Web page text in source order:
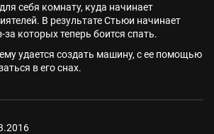
себя комнату, куда начинает
В результате Стьюи начинает
которых теперь боится спать.
удается создать машину, с ее помощью
в его снах.